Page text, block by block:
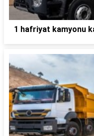
1 hafriyat kamyonu